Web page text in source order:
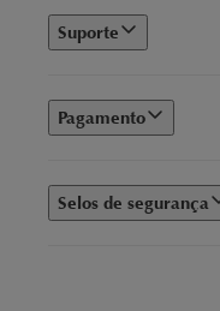
Suporte
Pagamento
Selos de segurança